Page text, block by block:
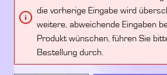
die vorherige Eingabe wird
weitere, abweichende Eingaben
Produkt wünschen, führen Sie
Bestellung durch.